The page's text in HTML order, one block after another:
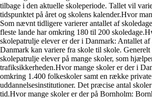
tilbage i den aktuelle skoleperiode. Tallet vil
tidspunktet på året og skolens kalender.Hvor
Som nævnt tidligere varierer antallet af
fleste lande har omkring 180 til 200
skolepatrulje elever er der i Danmark: Antallet
Danmark kan variere fra skole til skole. Generelt
skolepatrulje elever på mange skoler, som
trafiksikkerheden.Hvor mange skoler er der i
omkring 1.400 folkeskoler samt en række
uddannelsesinstitutioner. Det præcise antal
tid.Hvor mange skoler er der på Bornholm: